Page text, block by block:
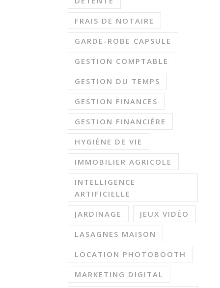
FRAIS DE NOTAIRE
GARDE-ROBE CAPSULE
GESTION COMPTABLE
GESTION DU TEMPS
GESTION FINANCES
GESTION FINANCIÈRE
HYGIÈNE DE VIE
IMMOBILIER AGRICOLE
INTELLIGENCE
ARTIFICIELLE
JARDINAGE JEUX VIDÉO
LASAGNES MAISON
LOCATION PHOTOBOOTH
MARKETING DIGITAL